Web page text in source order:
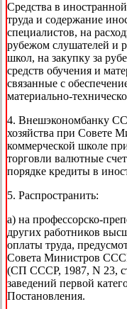
Средства в
труда и содержание
специалистов, на
рубежом слушателей и
школ, на закупку за
средств обучения и
связанные с
материально-
4. Внешэкономбанку
хозяйства при Совете
коммерческой школе
торговли валютные
порядке кредиты в
5. Распространить:
а) на профессорско-
других работников
оплаты труда,
Совета Министров
(СП СССР, 1987, N 23,
заведений первой
Постановления.